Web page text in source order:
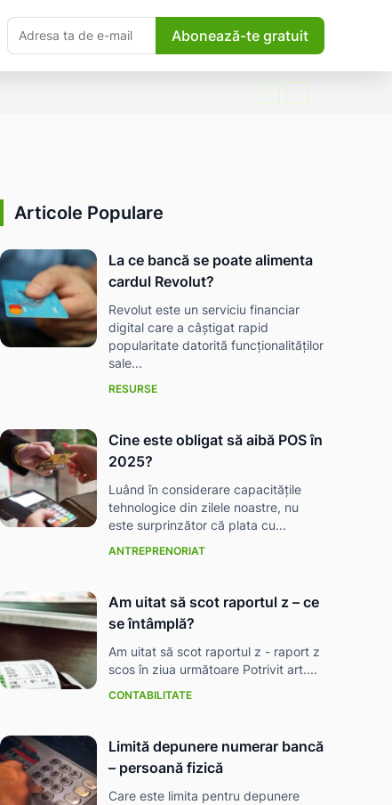
Abonează-te gratuit
Articole Populare
La ce bancă se poate alimenta
cardul Revolut?
Revolut este un serviciu financiar
digital care a câștigat rapid
popularitate datorită funcționalităților
sale...
RESURSE
Cine este obligat să aibă POS în
2025?
Luând în considerare capacitățile
tehnologice din zilele noastre, nu
este surprinzător că plata cu...
ANTREPRENORIAT
Am uitat să scot raportul z – ce
se întâmplă?
Am uitat să scot raportul z - raport z
scos în ziua următoare Potrivit art....
CONTABILITATE
Limită depunere numerar bancă
– persoană fizică
Care este limita pentru depunere